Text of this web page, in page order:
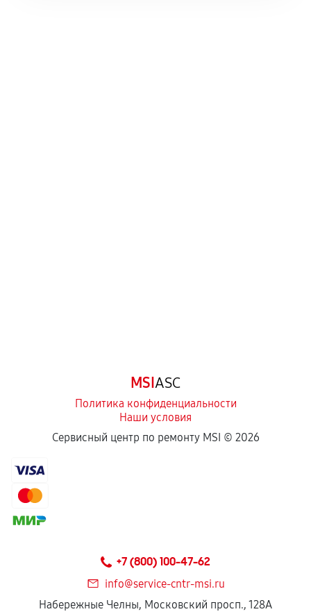
MSIASC
Политика конфиденциальности
Наши условия
Сервисный центр по ремонту MSI © 2026
+7 (800) 100-47-62
info@service-cntr-msi.ru
Набережные Челны, Московский просп., 128А